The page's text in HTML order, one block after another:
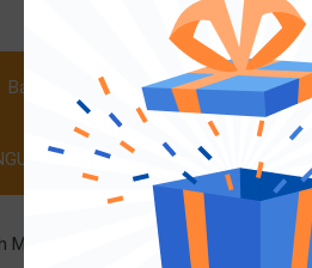
Bảng Giá Xe Các Dòng Xe
Mazda 6 GT vs Toyota Camry SL V6